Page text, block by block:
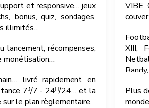
et responsive… jeux
bonus, quiz, sondages,
illimités…
lancement, récompenses,
monétisation…
livré rapidement en
7ᴶ/7 - 24ᴴ/24… et la
le plan règlementaire.
VIBE
XIII,
Plus